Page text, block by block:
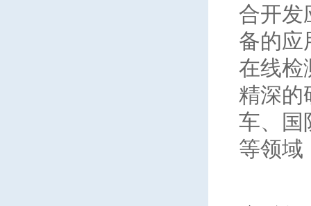
合开发
备的应
在线检
精深的
车、国
等领域